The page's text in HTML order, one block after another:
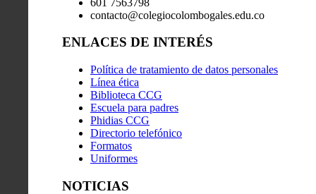
contacto@colegiocolombogales.edu.co
ENLACES DE INTERÉS
Política de tratamiento de datos personales
Línea ética
Biblioteca CCG
Escuela para padres
Phidias CCG
Directorio telefónico
Formatos
Uniformes
NOTICIAS